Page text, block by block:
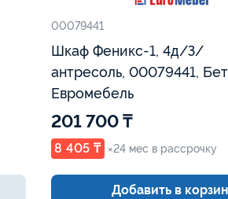
00079441
Шкаф Феникс-1, 4д/З/
антресоль, 00079441,
Евромебель
201 700 ₸
8 405 ₸ ×24 мес в рассрочку
Добавить в